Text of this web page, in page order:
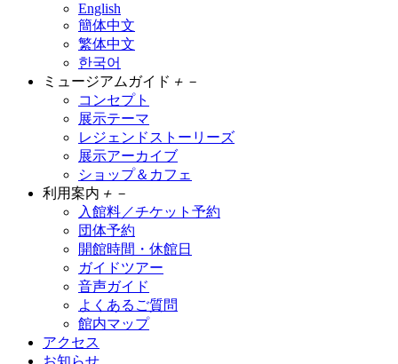
English
簡体中文
繁体中文
한국어
ミュージアムガイド ＋ －
コンセプト
展示テーマ
レジェンドストーリーズ
展示アーカイブ
ショップ＆カフェ
利用案内 ＋ －
入館料／チケット予約
団体予約
開館時間・休館日
ガイドツアー
音声ガイド
よくあるご質問
館内マップ
アクセス